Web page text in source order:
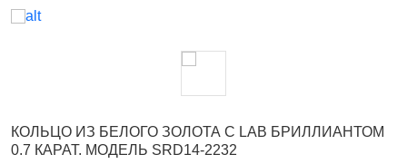
КОЛЬЦО ИЗ БЕЛОГО ЗОЛОТА С LAB БРИЛЛИАНТОМ
0.7 КАРАТ. МОДЕЛЬ SRD14-2232